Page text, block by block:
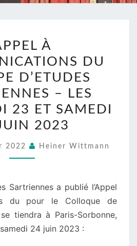
À
COMMUNICATIONS
DU
GROUPE
D’ETUDES
–
LES
VENDREDI
ET
SAMEDI
24
JUIN
À
DU
D’ETUDES
– LES
23 ET SAMEDI
2023
2022 Heiner Wittmann
Sartriennes a publié l’Appel
du pour le Colloque de
tiendra à Paris-Sorbonne,
24 juin 2023 :